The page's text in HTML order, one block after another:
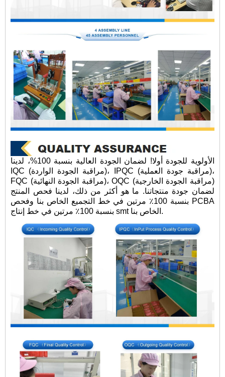
الأولوية للجودة أولا! لضمان الجودة العالية بنسبة 100%، لدينا
IQC (مراقبة الجودة الواردة)، IPQC (مراقبة جودة العملية)،
FQC (مراقبة الجودة النهائية)، OQC (مراقبة الجودة الخارجية)
لضمان جودة منتجاتنا. ما هو أكثر من ذلك، لدينا فحص المنتج
بنسبة 100٪ مرتين في خط التجميع الخاص بنا وفحص PCBA
بنسبة 100٪ مرتين في خط إنتاج smt الخاص بنا.